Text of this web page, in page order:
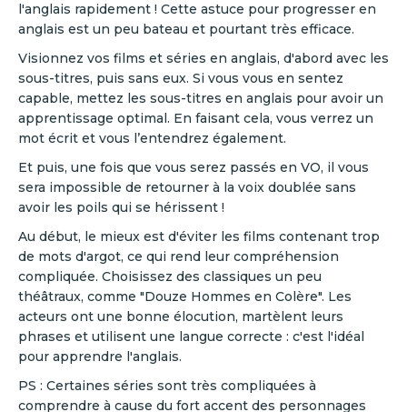
l'anglais rapidement ! Cette astuce pour progresser en
anglais est un peu bateau et pourtant très efficace.
Visionnez vos films et séries en anglais, d'abord avec les
sous-titres, puis sans eux. Si vous vous en sentez
capable, mettez les sous-titres en anglais pour avoir un
apprentissage optimal. En faisant cela, vous verrez un
mot écrit et vous l’entendrez également.
Et puis, une fois que vous serez passés en VO, il vous
sera impossible de retourner à la voix doublée sans
avoir les poils qui se hérissent !
Au début, le mieux est d'éviter les films contenant trop
de mots d'argot, ce qui rend leur compréhension
compliquée. Choisissez des classiques un peu
théâtraux, comme "Douze Hommes en Colère". Les
acteurs ont une bonne élocution, martèlent leurs
phrases et utilisent une langue correcte : c'est l'idéal
pour apprendre l'anglais.
PS : Certaines séries sont très compliquées à
comprendre à cause du fort accent des personnages